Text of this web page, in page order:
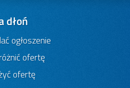
dłoń
ogłoszenie
ofertę
ofertę